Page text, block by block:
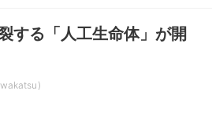
する「人工生命体」が開